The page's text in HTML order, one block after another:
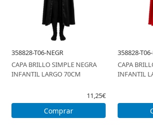
358828-T06-NEGR
CAPA BRILLO SIMPLE NEGRA
INFANTIL LARGO 70CM
11,25€
Comprar
358828-
CAPA
INFANTIL